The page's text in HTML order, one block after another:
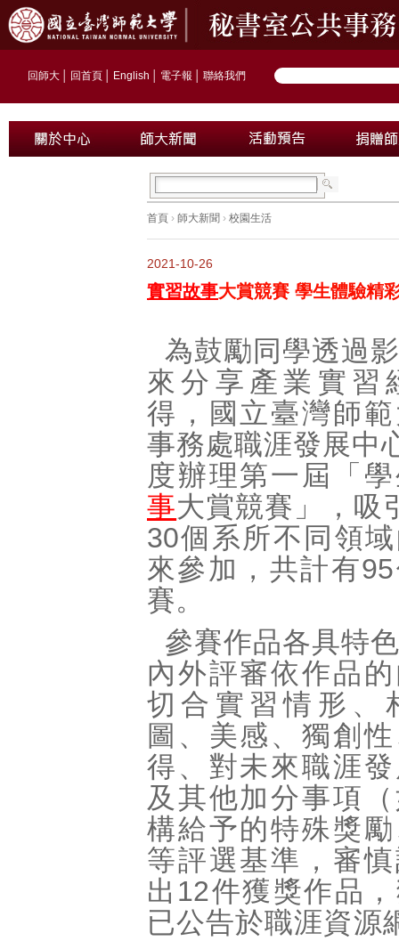
回師大 回首頁 English 電子報 聯絡我們
首頁 › 師大新聞 › 校園生活
2021-10-26
實習故事大賞競賽 學生體驗精
為鼓勵同學透過
來分享產業實習
得，國立臺灣師
事務處職涯發展中
度辦理第一屆「
事大賞競賽」，吸
30個系所不同領
來參加，共計有
賽。
參賽作品各具特
內外評審依作品
切合實習情形、
圖、美感、獨創
得、對未來職涯
及其他加分事項
構給予的特殊獎
等評選基準，審
出12件獲獎作品
已公告於職涯資源